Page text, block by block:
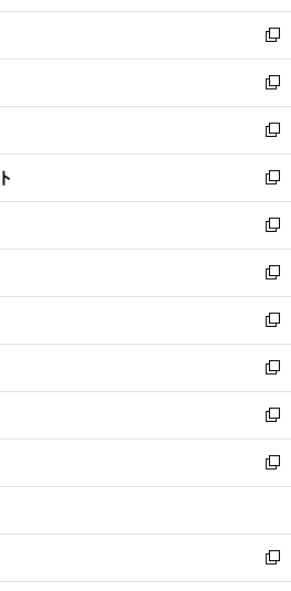
開
く
ウ
で
開
く
ン
ド
ウ
で
開
く
ウ
ィ
ン
ド
ウ
で
開
く
新
し
い
ウ
ィ
ン
ド
ウ
で
開
く
新
し
い
ウ
ィ
ン
ド
ウ
で
開
く
新
し
い
ウ
ィ
ン
ド
ウ
で
開
く
新
し
い
ウ
ィ
ン
ド
ウ
で
開
く
新
し
い
ウ
ィ
ン
ド
ウ
で
開
く
新
し
い
ウ
ィ
ン
ド
ウ
で
開
新
し
い
ウ
ィ
ン
ド
ウ
開
く
新
し
い
ウ
ィ
ン
ウ
で
開
新
し
い
ウ
ン
ド
ウ
新
し
ウ
ィ
ン
新
し